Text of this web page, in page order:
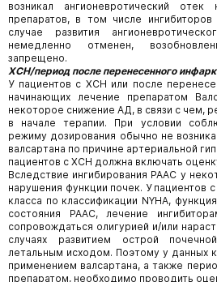
возникал ангионевротический
препаратов, в том числе
случае развития
немедленно отменен,
запрещено.
ХСН/период после перенесенного
У пациентов с ХСН или после
начинающих лечение препаратом
некоторое снижение АД, в связи с чем,
в начале терапии. При условии
режиму дозирования обычно не
валсартана по причине артериальной
пациентов с ХСН должна включать
Вследствие ингибирования РААС у
нарушения функции почек. У пациентов
класса по классификации NYHA,
состояния РААС, лечение
сопровождаться олигурией и/или
случаях развитием острой
летальным исходом. Поэтому у данных
применением валсартана, а также
препаратом, необходимо проводить